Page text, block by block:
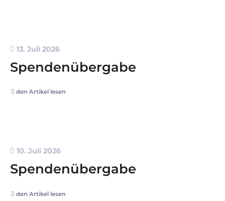
13. Juli 2026
Spendenübergabe
den Artikel lesen
10. Juli 2026
Spendenübergabe
den Artikel lesen